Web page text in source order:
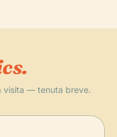
visita — tenuta breve.